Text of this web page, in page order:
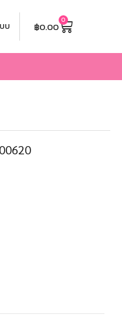
บ ฿0.00 0